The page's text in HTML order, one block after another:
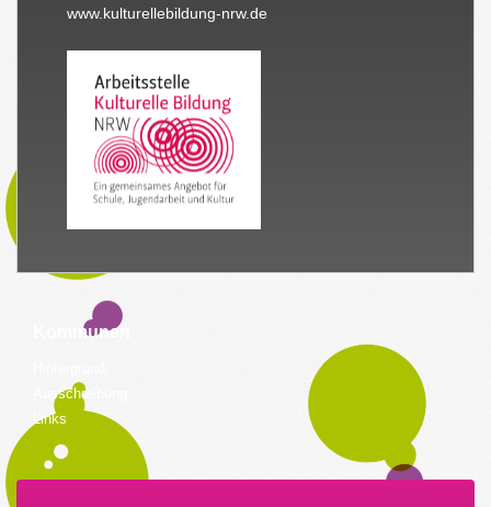
www.kulturellebildung-nrw.de
Kommunen
Ausschreibung
Links